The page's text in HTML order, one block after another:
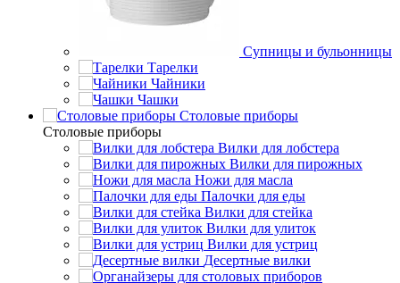
Супницы и бульонницы
Тарелки
Чайники
Чашки
Cтоловые приборы
Cтоловые приборы
Вилки для лобстера
Вилки для пирожных
Ножи для масла
Палочки для еды
Вилки для стейка
Вилки для улиток
Вилки для устриц
Десертные вилки